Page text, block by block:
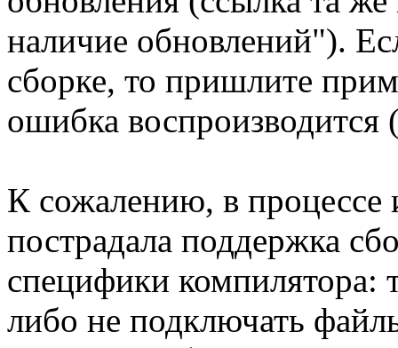
наличие обновлений").
сборке, то пришлите
ошибка воспроизводится
К сожалению, в процессе
пострадала поддержка
специфики компилятора:
либо не подключать